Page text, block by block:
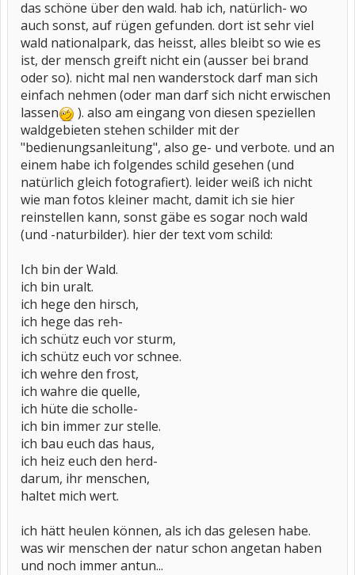
das schöne über den wald. hab ich, natürlich- wo
auch sonst, auf rügen gefunden. dort ist sehr viel
wald nationalpark, das heisst, alles bleibt so wie es
ist, der mensch greift nicht ein (ausser bei brand
oder so). nicht mal nen wanderstock darf man sich
einfach nehmen (oder man darf sich nicht erwischen
lassen
). also am eingang von diesen speziellen
waldgebieten stehen schilder mit der
"bedienungsanleitung", also ge- und verbote. und an
einem habe ich folgendes schild gesehen (und
natürlich gleich fotografiert). leider weiß ich nicht
wie man fotos kleiner macht, damit ich sie hier
reinstellen kann, sonst gäbe es sogar noch wald
(und -naturbilder). hier der text vom schild:
Ich bin der Wald.
ich bin uralt.
ich hege den hirsch,
ich hege das reh-
ich schütz euch vor sturm,
ich schütz euch vor schnee.
ich wehre den frost,
ich wahre die quelle,
ich hüte die scholle-
ich bin immer zur stelle.
ich bau euch das haus,
ich heiz euch den herd-
darum, ihr menschen,
haltet mich wert.
ich hätt heulen können, als ich das gelesen habe.
was wir menschen der natur schon angetan haben
und noch immer antun...